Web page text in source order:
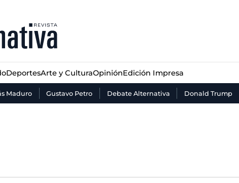
DeportesArte y CulturaOpiniónEdición Impresa
Maduro Gustavo Petro Debate Alternativa Donald Trump
Deportes Arte y Cultura